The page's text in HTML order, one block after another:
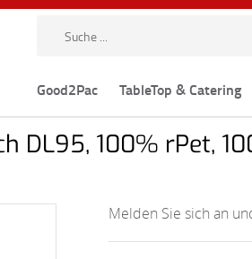
Good2Pac TableTop & Catering
DL95, 100% rPet,
Melden Sie sich an